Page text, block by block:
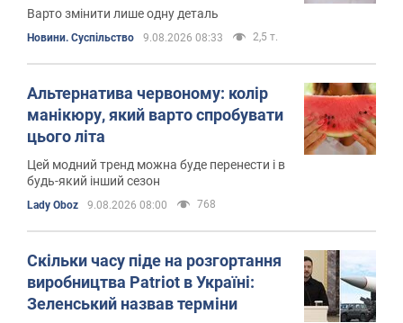
Варто змінити лише одну деталь
Новини. Суспільство 9.08.2026 08:33 2,5 т.
Альтернатива червоному: колір
манікюру, який варто спробувати
цього літа
Цей модний тренд можна буде перенести і в
будь-який інший сезон
Lady Oboz 9.08.2026 08:00 768
Скільки часу піде на розгортання
виробництва Patriot в Україні:
Зеленський назвав терміни